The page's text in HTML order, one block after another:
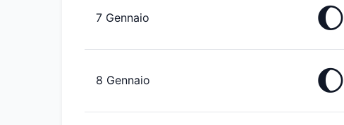
7 Gennaio 🌔
8 Gennaio 🌔